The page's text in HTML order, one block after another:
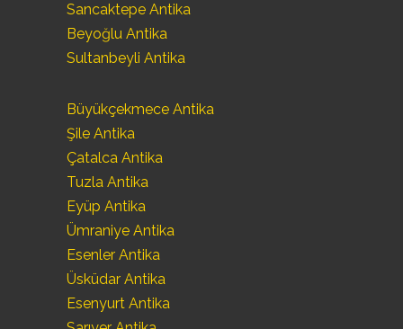
Sancaktepe Antika
Beyoğlu Antika
Sultanbeyli Antika
Büyükçekmece Antika
Şile Antika
Çatalca Antika
Tuzla Antika
Eyüp Antika
Ümraniye Antika
Esenler Antika
Üsküdar Antika
Esenyurt Antika